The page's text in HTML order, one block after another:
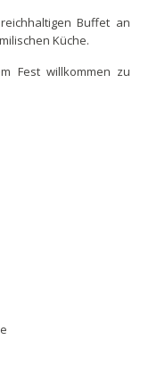
Buffet an
Küche.
Fest willkommen zu